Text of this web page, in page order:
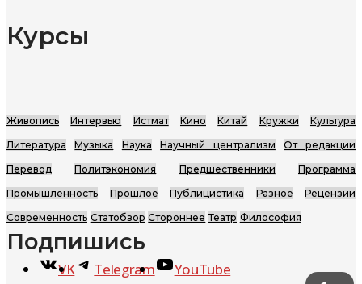
Курсы
Живопись Интервью Истмат Кино Китай Кружки
Культура
Литература
Музыка Наука Научный централизм
От редакции
Перевод
Политэкономия Предшественники
Программа
Промышленность
Прошлое Публицистика Разное
Рецензии
Современность Статобзор Стороннее Театр Философия
Подпишись
VK Telegram YouTube